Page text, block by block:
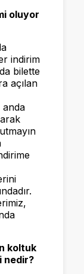
oluyor
indirim
bilette
açılan
anda
koltuk
nedir?